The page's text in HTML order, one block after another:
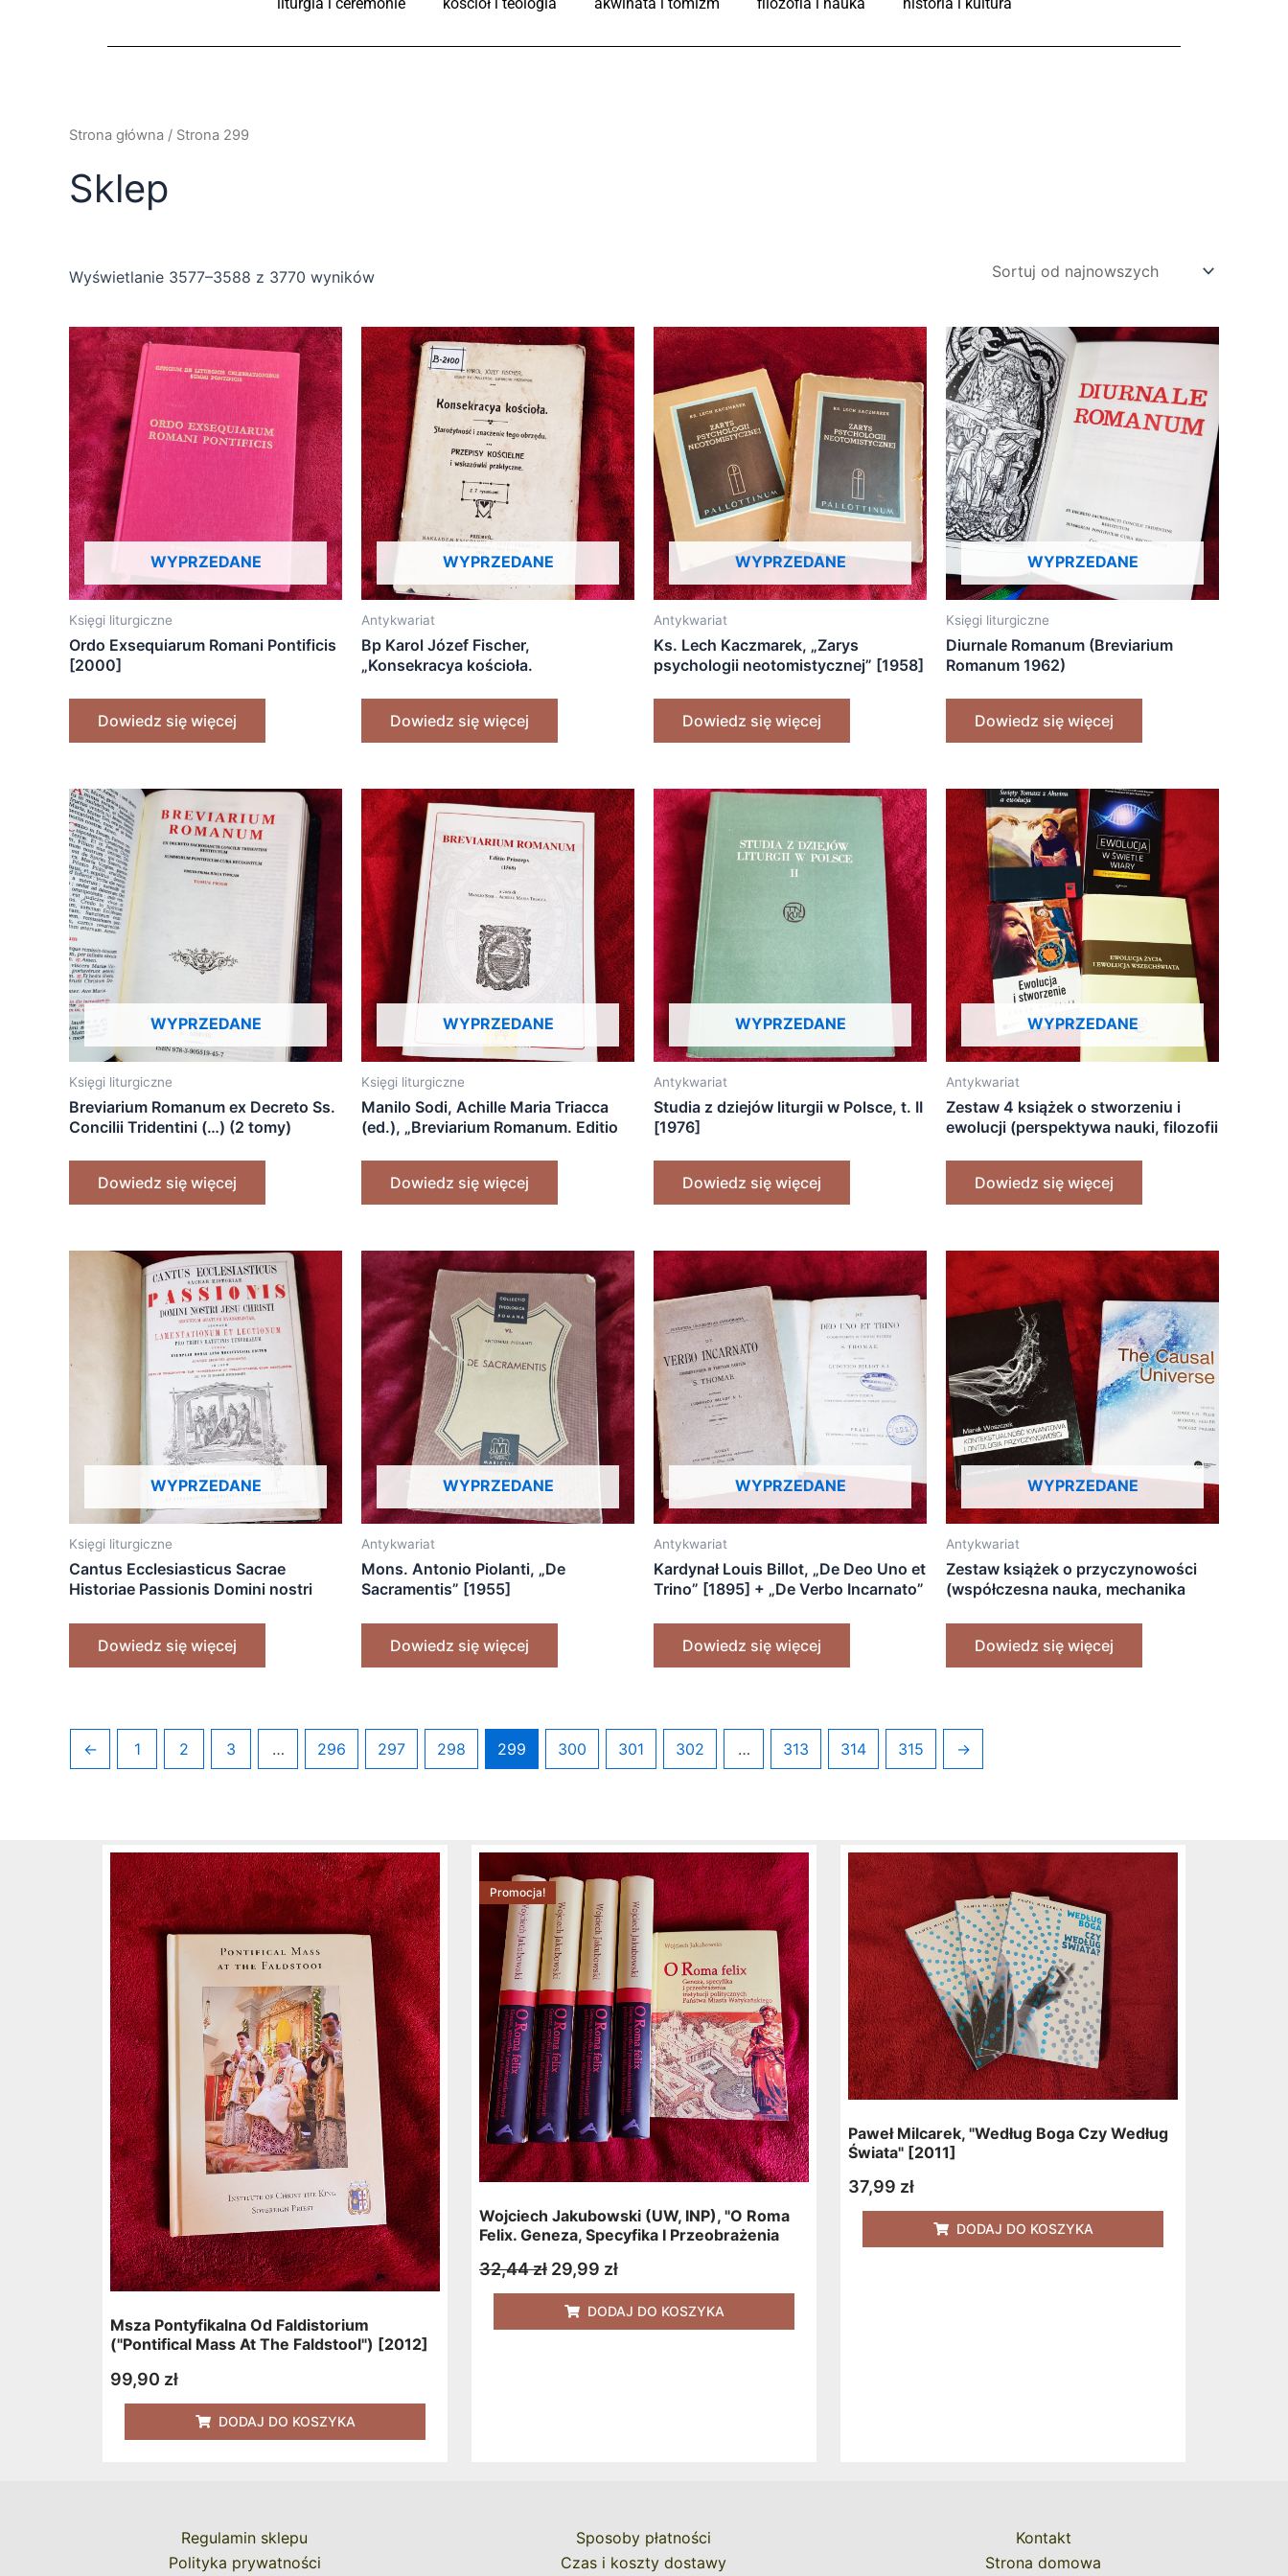
Strona główna / Strona 299
Sklep
Wyświetlanie 3577–3588 z 3770 wyników
WYPRZEDANE
Księgi liturgiczne
Ordo Exsequiarum Romani Pontificis
[2000]
Dowiedz się więcej
WYPRZEDANE
Antykwariat
Bp Karol Józef Fischer,
„Konsekracya kościoła.
obrzędu. Przepisy kościelne i
wskazówki praktyczne” [1911]
Dowiedz się więcej
WYPRZEDANE
Antykwariat
Ks. Lech Kaczmarek, „Zarys
psychologii neotomistycznej” [1958]
Dowiedz się więcej
WYPRZEDANE
Księgi liturgiczne
Diurnale Romanum (Breviarium
Romanum 1962)
Dowiedz się więcej
WYPRZEDANE
Księgi liturgiczne
Breviarium Romanum ex Decreto Ss.
Concilii Tridentini (…) (2 tomy)
Dowiedz się więcej
WYPRZEDANE
Księgi liturgiczne
Manilo Sodi, Achille Maria Triacca
(ed.), „Breviarium Romanum. Editio
Dowiedz się więcej
WYPRZEDANE
Antykwariat
Studia z dziejów liturgii w Polsce, t. II
[1976]
Dowiedz się więcej
WYPRZEDANE
Antykwariat
Zestaw 4 książek o stworzeniu i
ewolucji (perspektywa nauki, filozofii
Dowiedz się więcej
WYPRZEDANE
Księgi liturgiczne
Cantus Ecclesiasticus Sacrae
Historiae Passionis Domini nostri
Lamentationum et Lectionum pro
tribus Matutinis Tenebrarum [1867]
Dowiedz się więcej
WYPRZEDANE
Antykwariat
Mons. Antonio Piolanti, „De
Sacramentis” [1955]
Dowiedz się więcej
WYPRZEDANE
Antykwariat
Kardynał Louis Billot, „De Deo Uno et
Trino” [1895] + „De Verbo Incarnato”
Dowiedz się więcej
WYPRZEDANE
Antykwariat
Zestaw książek o przyczynowości
(współczesna nauka, mechanika
teologiczna)
Dowiedz się więcej
← 1 2 3 … 296 297 298 299 300 301 302 … 313 314 315 →
Msza Pontyfikalna Od Faldistorium
("Pontifical Mass At The Faldstool") [2012]
99,90 zł
DODAJ DO KOSZYKA
Wojciech Jakubowski (UW, INP), "O Roma
Felix. Geneza, Specyfika I Przeobrażenia
Watykańskiego" [2005]
Promocja!
32,44zł
Pierwotna
cena
wynosiła:
32,44 zł.
29,99 zł
Aktualna
cena
wynosi:
29,99 zł.
DODAJ DO KOSZYKA
Paweł Milcarek, "Według Boga Czy Według
Świata" [2011]
37,99 zł
DODAJ DO KOSZYKA
Regulamin sklepu
Polityka prywatności
Sposoby płatności
Czas i koszty dostawy
Kontakt
Strona domowa